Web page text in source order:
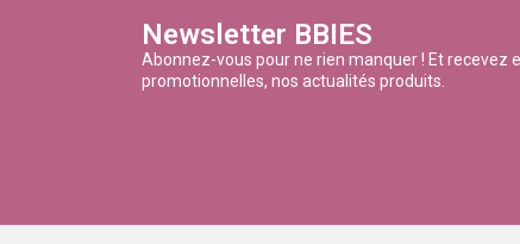
Newsletter BBIES
Abonnez-vous pour ne rien manquer ! Et recevez
promotionnelles, nos actualités produits.